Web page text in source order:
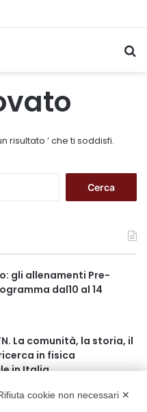
risultato ’ che ti soddisfi.
c
p
e
gli allenamenti Pre-
dal10 al 14
La comunità, la storia, il
in fisica
in Italia
cookie non necessari ✕